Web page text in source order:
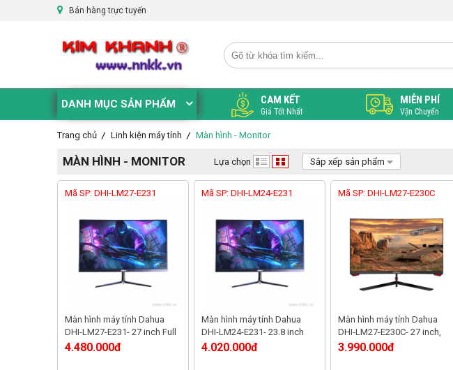
Bán hàng trực tuyến
DANH MỤC SẢN PHẨM CAM KẾT
Giá Tốt Nhất
MIỄN PHÍ
Vận Chuyển
Trang chủ Linh kiện máy tính Màn hình - Monitor
MÀN HÌNH - MONITOR Lựa chọn Sắp xếp sản phẩm
Mã SP: DHI-LM27-E231
Màn hình máy tính Dahua
DHI-LM27-E231- 27 inch Full
HD, 165Hz, tấm nền IPS
4.480.000đ
Mã SP: DHI-LM24-E231
Màn hình máy tính Dahua
DHI-LM24-E231- 23.8 inch
Full HD,165Hz, tấm nền IPS
4.020.000đ
Mã SP: DHI-LM27-E230C
Màn hình máy tính Dahua
DHI-LM27-E230C- 27 inch,
Full HD,165Hz, tấm nền VA
3.990.000đ